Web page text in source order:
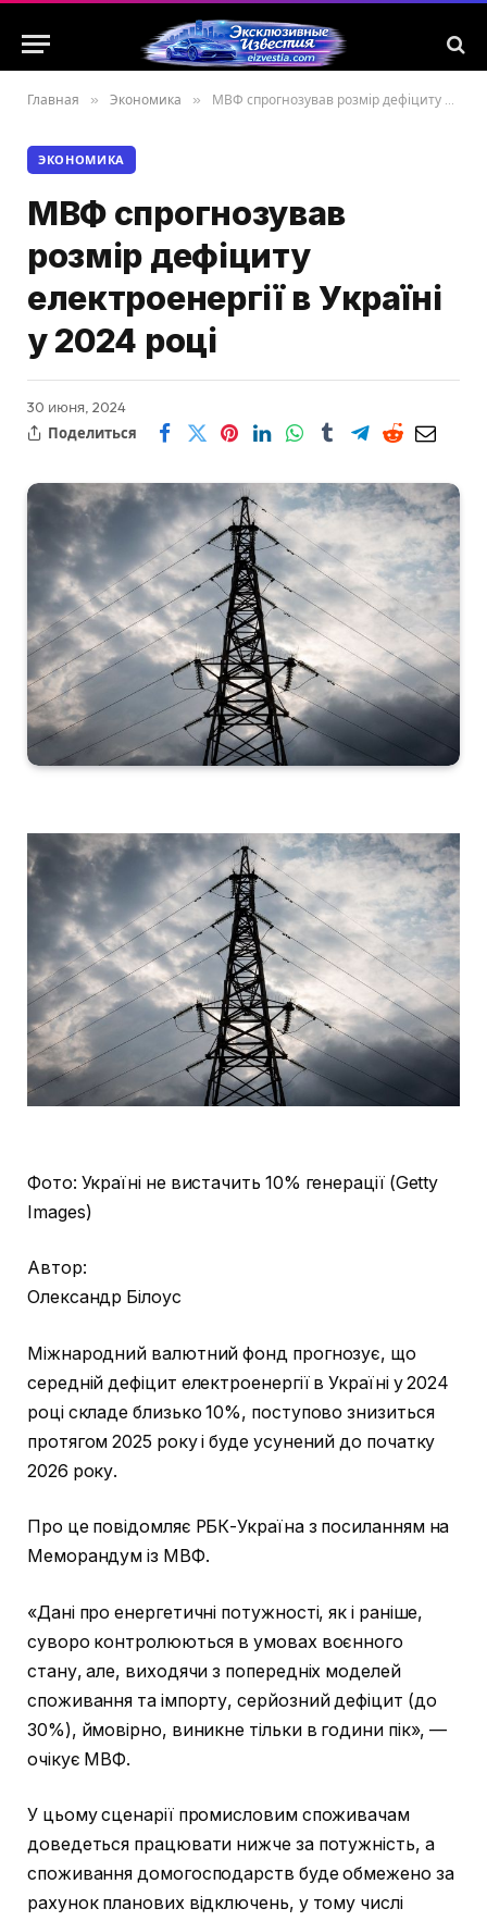
Главная » Экономика » МВФ спрогнозував розмір дефіциту електроенергії в Україні у 2024 році
ЭКОНОМИКА
МВФ спрогнозував
розмір дефіциту
електроенергії в Україні
у 2024 році
30 июня, 2024
Поделиться
Фото: Україні не вистачить 10% генерації (Getty
Images)
Автор:
Олександр Білоус
Міжнародний валютний фонд прогнозує, що
середній дефіцит електроенергії в Україні у 2024
році складе близько 10%, поступово знизиться
протягом 2025 року і буде усунений до початку
2026 року.
Про це повідомляє РБК-Україна з посиланням на
Меморандум із МВФ.
«Дані про енергетичні потужності, як і раніше,
суворо контролюються в умовах воєнного
стану, але, виходячи з попередніх моделей
споживання та імпорту, серйозний дефіцит (до
30%), ймовірно, виникне тільки в години пік», —
очікує МВФ.
У цьому сценарії промисловим споживачам
доведеться працювати нижче за потужність, а
споживання домогосподарств буде обмежено за
рахунок планових відключень, у тому числі